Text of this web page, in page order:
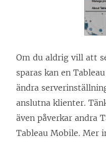
Om du aldrig vill att
sparas kan en
ändra
anslutna klienter.
även påverkar andra
Tableau Mobile. Mer